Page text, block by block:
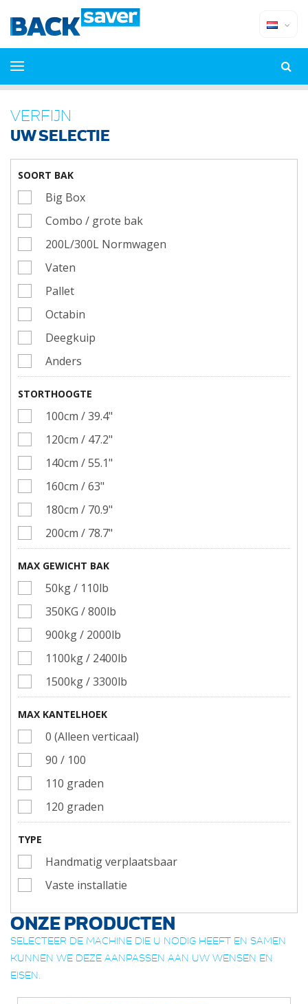
VERFIJN
UW SELECTIE
SOORT BAK
Big Box
Combo / grote bak
200L/300L Normwagen
Vaten
Pallet
Octabin
Deegkuip
Anders
STORTHOOGTE
100cm / 39.4"
120cm / 47.2"
140cm / 55.1"
160cm / 63"
180cm / 70.9"
200cm / 78.7"
MAX GEWICHT BAK
50kg / 110lb
350KG / 800lb
900kg / 2000lb
1100kg / 2400lb
1500kg / 3300lb
MAX KANTELHOEK
0 (Alleen verticaal)
90 / 100
110 graden
120 graden
TYPE
Handmatig verplaatsbaar
Vaste installatie
ONZE PRODUCTEN
SELECTEER DE MACHINE DIE U NODIG HEEFT EN SAMEN
KUNNEN WE DEZE AANPASSEN AAN UW WENSEN EN
EISEN.